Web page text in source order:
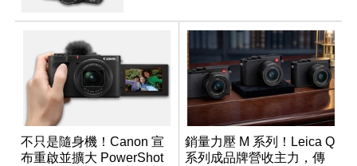
不只是隨身機！Canon 宣
布重啟並擴大 PowerShot
銷量力壓 M 系列！Leica Q
系列成品牌營收主力，傳